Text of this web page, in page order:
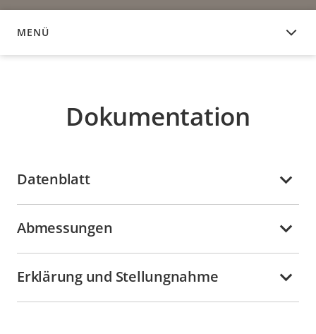
MENÜ
DOKUMENTATION
Dokumentation
Datenblatt
Abmessungen
Erklärung und Stellungnahme